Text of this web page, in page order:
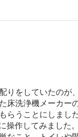
をしていたのが
床洗浄機メーカ
らうことにしました
作してみました。